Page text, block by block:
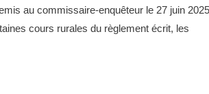
au commissaire-enquêteur le 27 juin
cours rurales du règlement écrit, les